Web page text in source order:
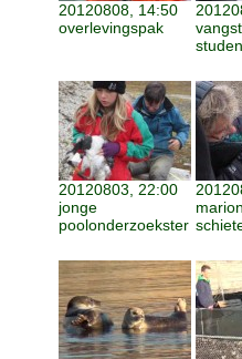
20120808, 14:50
overlevingspak
20120803, 22:00
jonge
poolonderzoekster